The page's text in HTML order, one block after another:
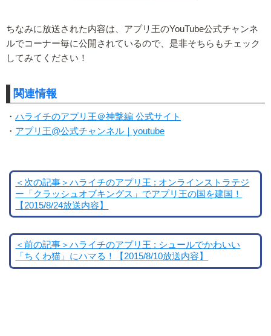
ちなみに放送された内容は、アプリ王のYouTube公式チャンネ
ルでコーナー毎に公開されているので、是非そちらもチェック
してみてください！
関連情報
・ ハライチのアプリ王＠神撃編 公式サイト
・ アプリ王@公式チャンネル｜youtube
＜次の記事＞ハライチのアプリ王 : オンラインストラテジ
ー「クラッシュオブキングス」でアプリ王の国を建国！
【2015/8/24放送内容】
＜前の記事＞ハライチのアプリ王 : シュールでかわいい
「ちくわ猫」にハマる！【2015/8/10放送内容】